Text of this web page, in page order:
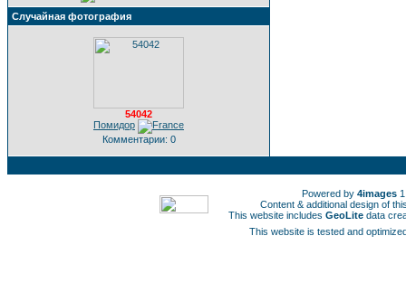
Случайная фотография
54042
Помидор
Комментарии: 0
Powered by 4images
Content & additional design of
This website includes GeoLite data
This website is tested and